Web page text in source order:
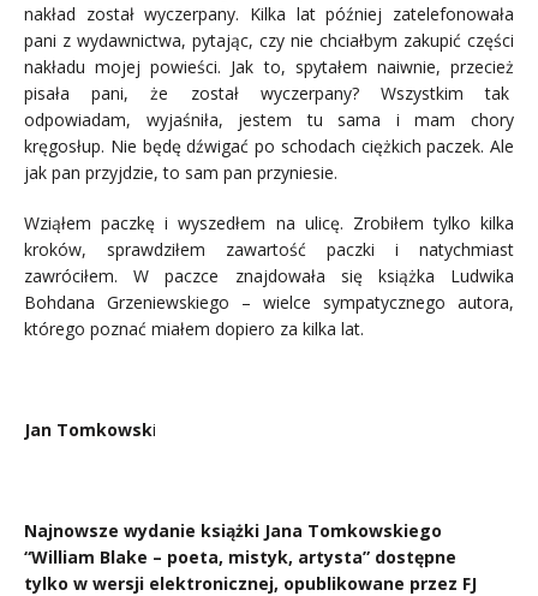
nakład został wyczerpany. Kilka lat później zatelefonowała
pani z wydawnictwa, pytając, czy nie chciałbym zakupić części
nakładu mojej powieści. Jak to, spytałem naiwnie, przecież
pisała pani, że został wyczerpany? Wszystkim tak
odpowiadam, wyjaśniła, jestem tu sama i mam chory
kręgosłup. Nie będę dźwigać po schodach ciężkich paczek. Ale
jak pan przyjdzie, to sam pan przyniesie.
Wziąłem paczkę i wyszedłem na ulicę. Zrobiłem tylko kilka
kroków, sprawdziłem zawartość paczki i natychmiast
zawróciłem. W paczce znajdowała się książka Ludwika
Bohdana Grzeniewskiego – wielce sympatycznego autora,
którego poznać miałem dopiero za kilka lat.
Jan Tomkowski
Najnowsze wydanie książki Jana Tomkowskiego
“William Blake – poeta, mistyk, artysta” dostępne
tylko w wersji elektronicznej, opublikowane przez FJ